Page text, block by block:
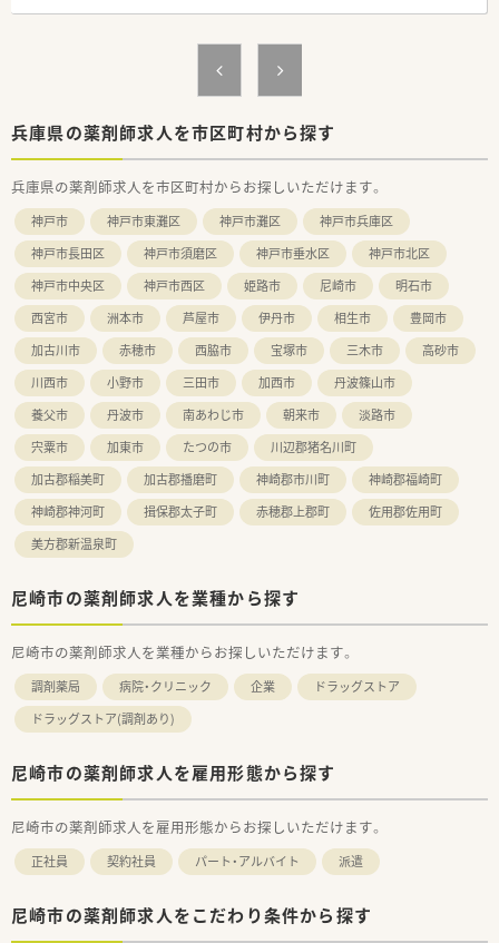
兵庫県の薬剤師求人を市区町村から探す
兵庫県の薬剤師求人を市区町村からお探しいただけます。
神戸市 神戸市東灘区 神戸市灘区
神戸市兵庫区
神戸市長田区
神戸市須磨区 神戸市垂水区
神戸市北区
神戸市中央区
神戸市西区 姫路市 尼崎市
明石市
西宮市
洲本市 芦屋市 伊丹市 相生市
豊岡市
加古川市
赤穂市 西脇市 宝塚市 三木市
高砂市
川西市
小野市 三田市 加西市
丹波篠山市
養父市
丹波市 南あわじ市 朝来市
淡路市
宍粟市
加東市 たつの市
川辺郡猪名川町
加古郡稲美町
加古郡播磨町 神崎郡市川町
神崎郡福崎町
神崎郡神河町
揖保郡太子町 赤穂郡上郡町
佐用郡佐用町
美方郡新温泉町
尼崎市の薬剤師求人を業種から探す
尼崎市の薬剤師求人を業種からお探しいただけます。
調剤薬局 病院・クリニック 企業
ドラッグストア
ドラッグストア(調剤あり)
尼崎市の薬剤師求人を雇用形態から探す
尼崎市の薬剤師求人を雇用形態からお探しいただけます。
正社員 契約社員 パート・アルバイト 派遣
尼崎市の薬剤師求人をこだわり条件から探す